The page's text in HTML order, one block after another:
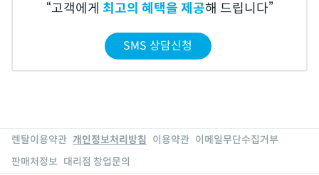
고객에게 최고의 혜택을 제공해 드립니다
SMS 상담신청
렌탈이용약관 개인정보처리방침 이용약관 이메일무단수집거부
판매처정보 대리점 창업문의